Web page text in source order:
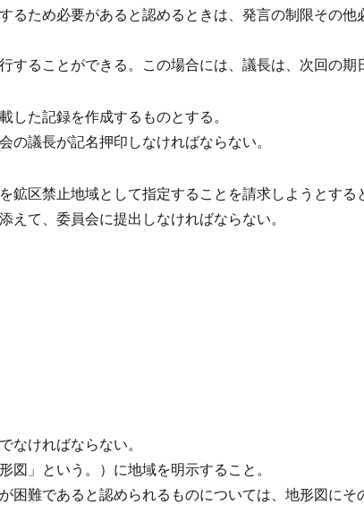
るため必要があると認めるときは、発言の制限その他
ることができる。 この場合には、議長は、次回の
た記録を作成するものとする。
議長が記名押印しなければならない。
鉱区禁止地域として指定することを請求しようとする
て、委員会に提出しなければならない。
なければならない。
」という。）に地域を明示すること。
困難であると認められるものについては、地形図にそ